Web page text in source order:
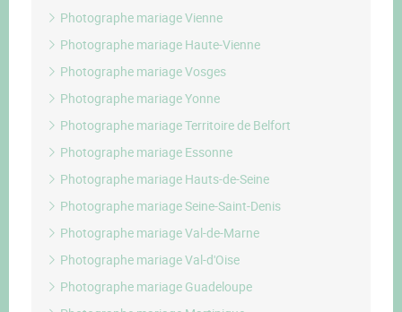
Photographe mariage Vienne
Photographe mariage Haute-Vienne
Photographe mariage Vosges
Photographe mariage Yonne
Photographe mariage Territoire de Belfort
Photographe mariage Essonne
Photographe mariage Hauts-de-Seine
Photographe mariage Seine-Saint-Denis
Photographe mariage Val-de-Marne
Photographe mariage Val-d'Oise
Photographe mariage Guadeloupe